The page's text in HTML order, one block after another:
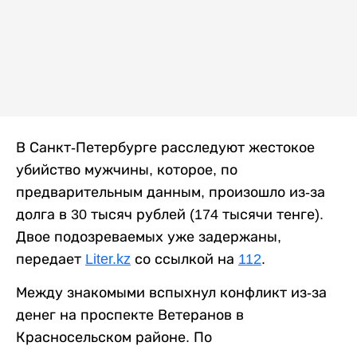
В Санкт-Петербурге расследуют жестокое
убийство мужчины, которое, по
предварительным данным, произошло из-за
долга в 30 тысяч рублей (174 тысячи тенге).
Двое подозреваемых уже задержаны,
передает Liter.kz со ссылкой на 112.
Между знакомыми вспыхнул конфликт из-за
денег на проспекте Ветеранов в
Красносельском районе. По